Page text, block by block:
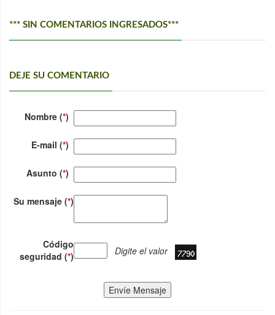
*** SIN COMENTARIOS INGRESADOS***
DEJE SU COMENTARIO
Nombre (*)
E-mail (*)
Asunto (*)
Su mensaje (*)
Código
seguridad (*) Digite el valor
Envíe Mensaje